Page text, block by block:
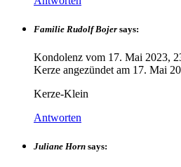
Familie Rudolf Bojer says:
Kondolenz vom 17. Mai 2023,
Kerze angezündet am 17. Mai
Kerze-Klein
Antworten
Juliane Horn says: